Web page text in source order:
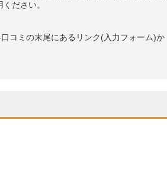
ださい。
コミの末尾にあるリンク(入力フォーム)か